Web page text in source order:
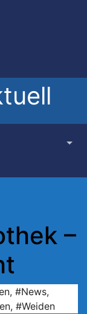
–
, #News,
, #Weiden